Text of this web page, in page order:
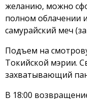
желанию, можно
полном облачении
самурайский меч
Подъем на
Токийской мэрии.
захватывающий
В 18:00